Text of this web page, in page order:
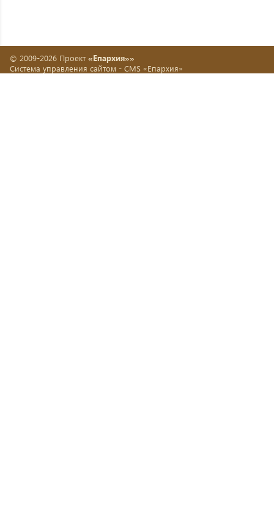
© 2009-2026 Проект «Епархия»»
Система управления сайтом - CMS «Епархия»